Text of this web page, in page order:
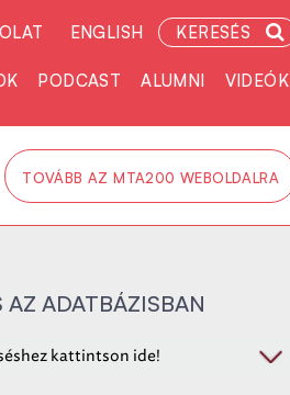
ENGLISH KERESÉS
PODCAST ALUMNI VIDEÓK
TOVÁBB AZ MTA200 WEBOLDALRA
AZ ADATBÁZISBAN
kattintson ide!